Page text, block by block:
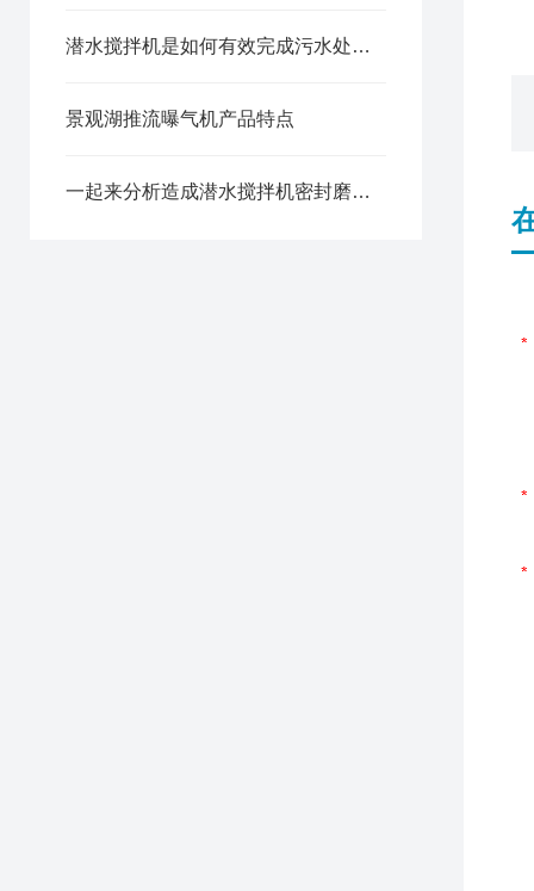
潜水搅拌机是如何有效完成污水处理工作？
景观湖推流曝气机产品特点
一起来分析造成潜水搅拌机密封磨损的原因和处理方法